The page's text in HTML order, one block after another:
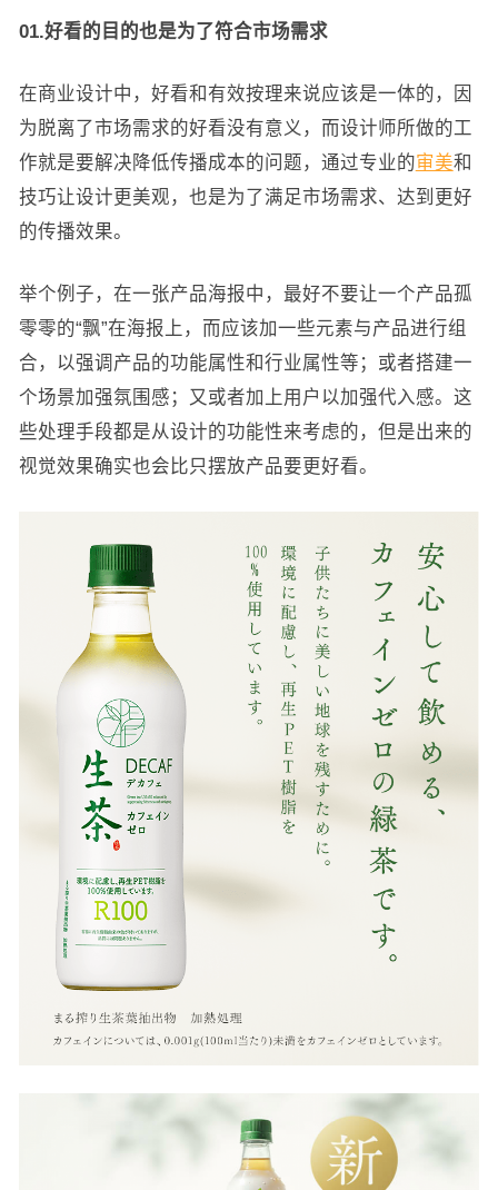
01.好看的目的也是为了符合市场需求
在商业设计中，好看和有效按理来说应该是一体的，因
为脱离了市场需求的好看没有意义，而设计师所做的工
作就是要解决降低传播成本的问题，通过专业的审美和
技巧让设计更美观，也是为了满足市场需求、达到更好
的传播效果。
举个例子，在一张产品海报中，最好不要让一个产品孤
零零的“飘”在海报上，而应该加一些元素与产品进行组
合，以强调产品的功能属性和行业属性等；或者搭建一
个场景加强氛围感；又或者加上用户以加强代入感。这
些处理手段都是从设计的功能性来考虑的，但是出来的
视觉效果确实也会比只摆放产品要更好看。